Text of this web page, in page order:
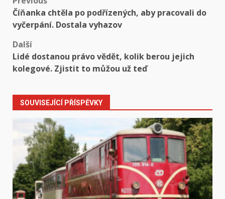
Post
navigation
Číňanka chtěla po podřízených, aby pracovali do
vyčerpání. Dostala vyhazov
Další
Lidé dostanou právo vědět, kolik berou jejich
kolegové. Zjistit to můžou už teď
SOUVISEJÍCÍ PŘÍSPĚVKY